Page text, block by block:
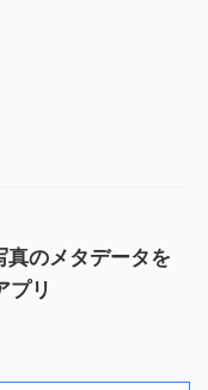
のメタデータを
プリ